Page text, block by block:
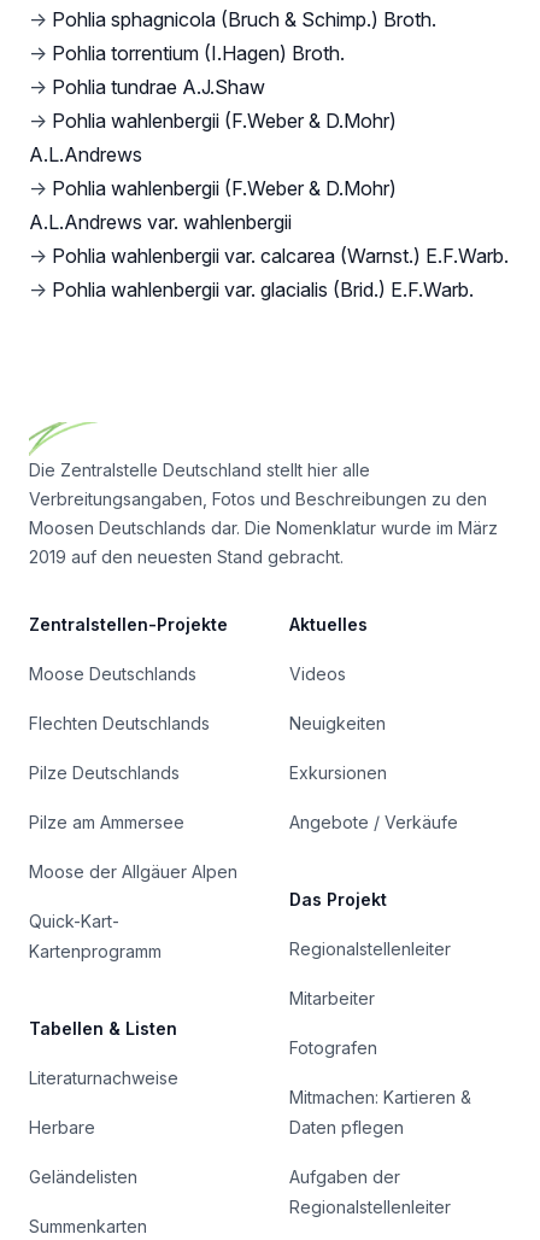
→ Pohlia sphagnicola (Bruch & Schimp.) Broth.
→ Pohlia torrentium (I.Hagen) Broth.
→ Pohlia tundrae A.J.Shaw
→ Pohlia wahlenbergii (F.Weber & D.Mohr)
A.L.Andrews
→ Pohlia wahlenbergii (F.Weber & D.Mohr)
A.L.Andrews var. wahlenbergii
→ Pohlia wahlenbergii var. calcarea (Warnst.) E.F.Warb.
→ Pohlia wahlenbergii var. glacialis (Brid.) E.F.Warb.
Die Zentralstelle Deutschland stellt hier alle
Verbreitungsangaben, Fotos und Beschreibungen zu den
Moosen Deutschlands dar. Die Nomenklatur wurde im März
2019 auf den neuesten Stand gebracht.
Zentralstellen-Projekte
Moose Deutschlands
Flechten Deutschlands
Pilze Deutschlands
Pilze am Ammersee
Moose der Allgäuer Alpen
Quick-Kart-
Kartenprogramm
Tabellen & Listen
Literaturnachweise
Herbare
Geländelisten
Summenkarten
Aktuelles
Videos
Neuigkeiten
Exkursionen
Angebote / Verkäufe
Das Projekt
Regionalstellenleiter
Mitarbeiter
Fotografen
Mitmachen: Kartieren &
Daten pflegen
Aufgaben der
Regionalstellenleiter